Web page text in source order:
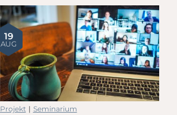
19
AUG
Projekt| Seminarium